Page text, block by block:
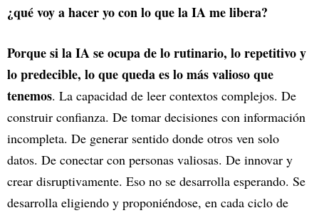
¿qué voy a hacer yo con lo que la IA me libera?
Porque si la IA se ocupa de lo rutinario, lo repetitivo y
lo predecible, lo que queda es lo más valioso que
tenemos. La capacidad de leer contextos complejos. De
construir confianza. De tomar decisiones con información
incompleta. De generar sentido donde otros ven solo
datos. De conectar con personas valiosas. De innovar y
crear disruptivamente. Eso no se desarrolla esperando. Se
desarrolla eligiendo y proponiéndose, en cada ciclo de